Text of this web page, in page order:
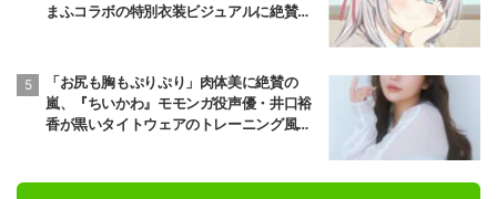
まふコラボの特別衣装ビジュアルに絶賛の
「お尻も胸もぷりぷり」肉体美に絶賛の
嵐、『ちいかわ』モモンガ役声優・井口裕
香が黒いタイトウェアのトレーニング風景